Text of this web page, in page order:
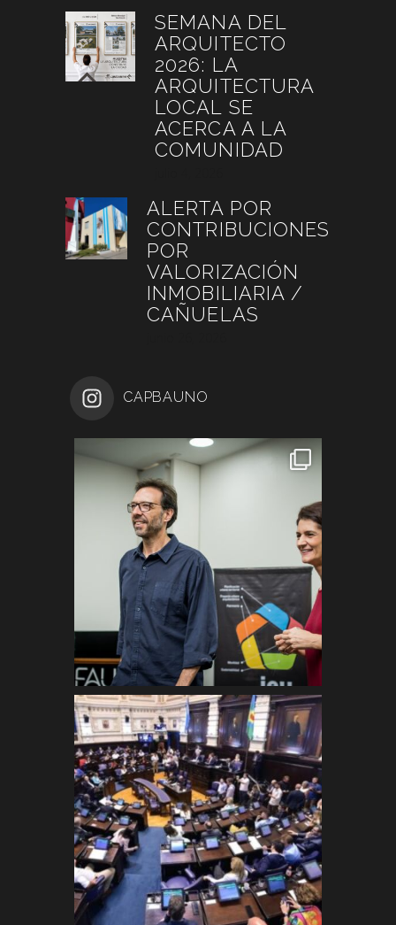
SEMANA DEL
ARQUITECTO
2026: LA
ARQUITECTURA
LOCAL SE
ACERCA A LA
COMUNIDAD
ALERTA POR
CONTRIBUCIONES
POR
VALORIZACIÓN
INMOBILIARIA /
CAÑUELAS
CAPBAUNO